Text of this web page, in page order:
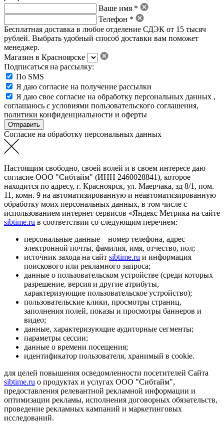
Ваше имя *
Телефон *
Бесплатная доставка в любое отделение СДЭК от 15 тысяч
рублей. Выбрать удобный способ доставки вам поможет
менеджер.
Магазин в Красноярске
Подписаться на рассылку:
По SMS
Я даю согласие на получение рассылки
Я даю свое согласие на обработку персональных данных ,
соглашаюсь с условиями пользовательского соглашения,
политики конфиденциальности и оферты
Согласие на обработку персональных данных
Настоящим свободно, своей волей и в своем интересе даю
согласие ООО "Сибтайм" (ИНН 2460028841), которое
находится по адресу, г. Красноярск, ул. Маерчака, зд 8/1, пом.
11, комн. 9 на автоматизированную и неавтоматизированную
обработку моих персональных данных, в том числе с
использованием интернет сервисов «Яндекс Метрика на сайте
sibtime.ru в соответствии со следующим перечнем:
персональные данные – номер телефона, адрес
электронной почты, фамилия, имя, отчество, пол;
источник захода на сайт sibtime.ru и информация
поискового или рекламного запроса;
данные о пользовательском устройстве (среди которых
разрешение, версия и другие атрибуты,
характеризующие пользовательское устройство);
пользовательские клики, просмотры страниц,
заполнения полей, показы и просмотры баннеров и
видео;
данные, характеризующие аудиторные сегменты;
параметры сессии;
данные о времени посещения;
идентификатор пользователя, хранимый в cookie.
для целей повышения осведомленности посетителей Сайта
sibtime.ru о продуктах и услугах ООО "Сибтайм",
предоставления релевантной рекламной информации и
оптимизации рекламы, исполнения договорных обязательств,
проведение рекламных кампаний и маркетинговых
исследований.